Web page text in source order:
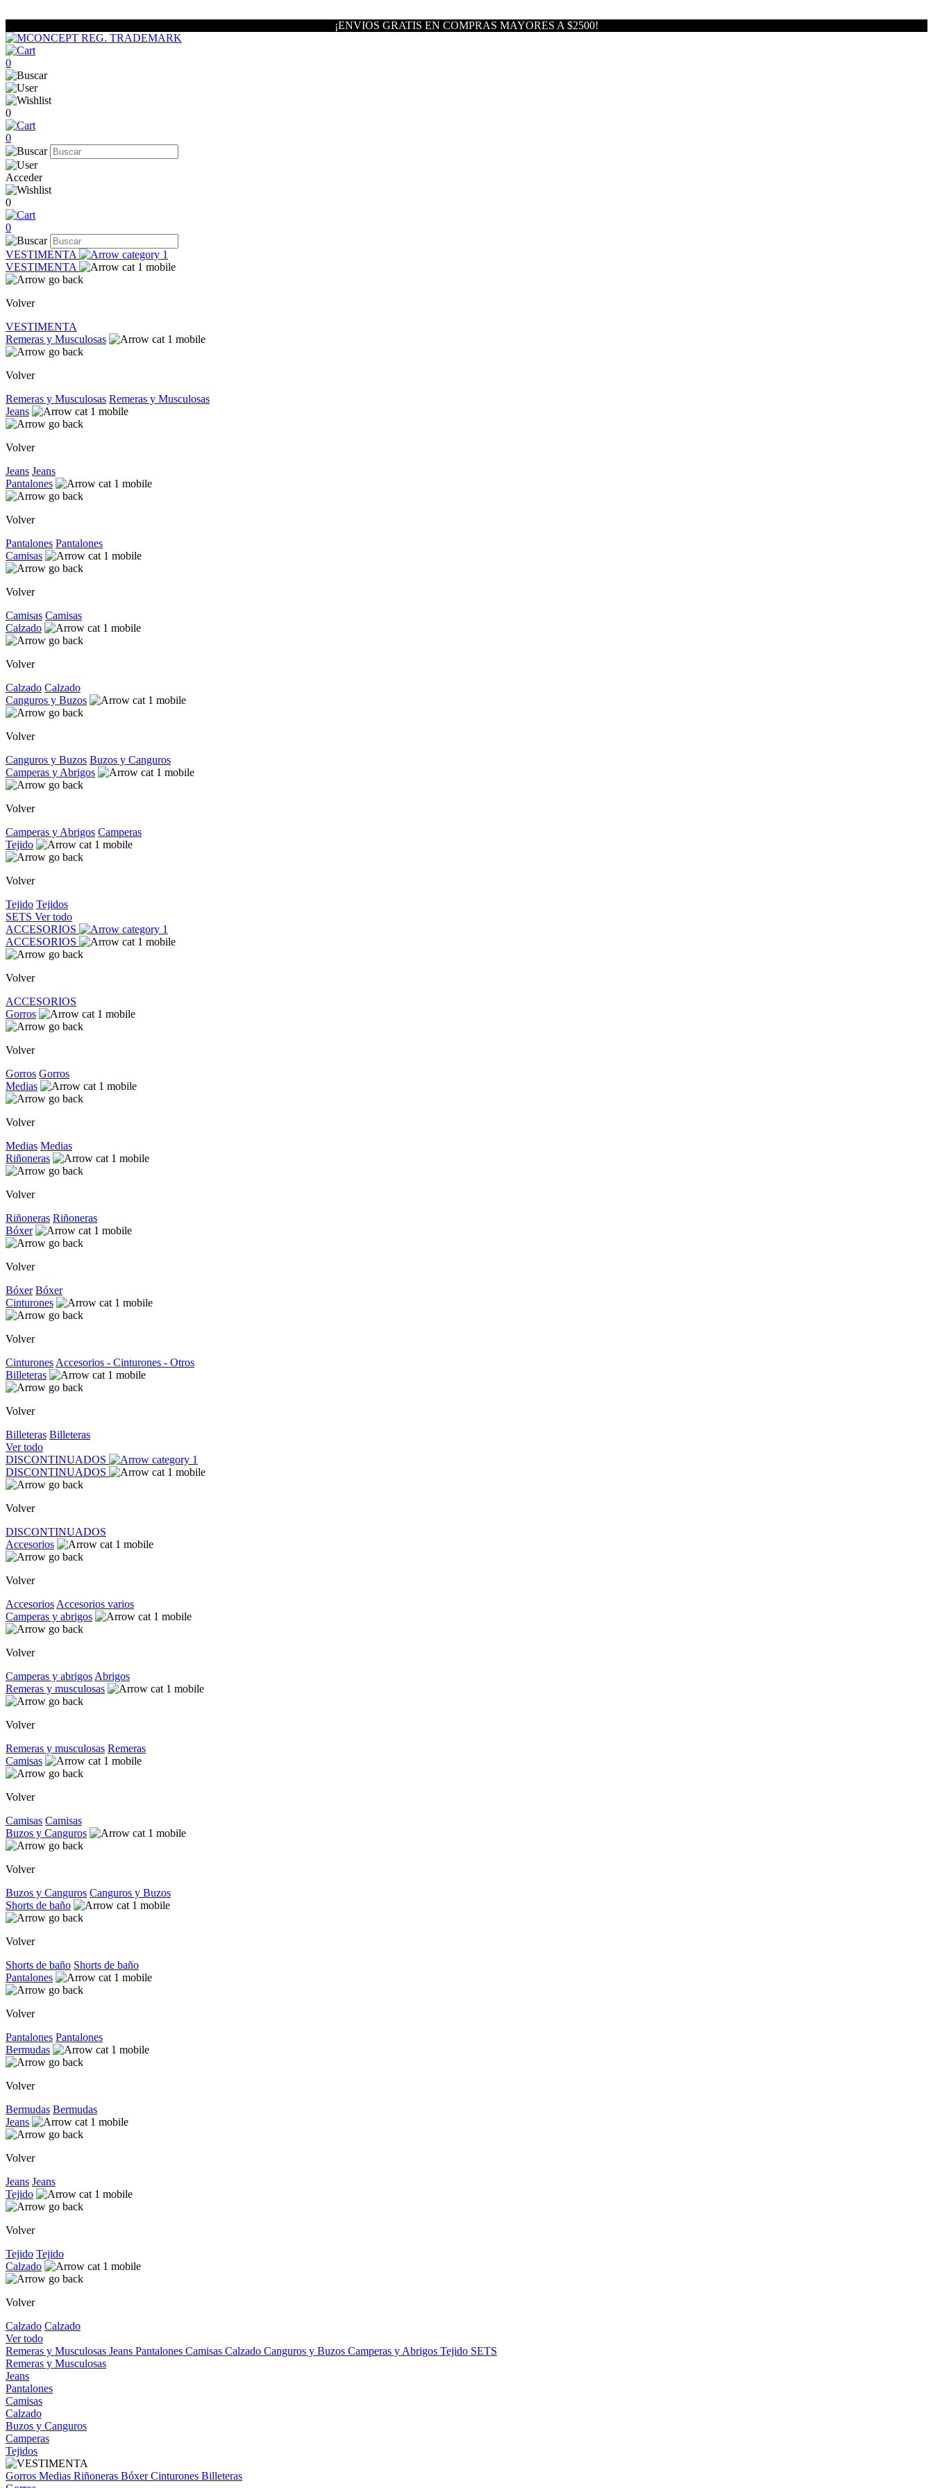
¡ENVIOS GRATIS EN COMPRAS MAYORES A $2500!
0
0
0
Acceder
0
0
VESTIMENTA
VESTIMENTA
Volver
VESTIMENTA
Remeras y Musculosas
Volver
Remeras y Musculosas Remeras y Musculosas
Jeans
Volver
Jeans Jeans
Pantalones
Volver
Pantalones Pantalones
Camisas
Volver
Camisas Camisas
Calzado
Volver
Calzado Calzado
Canguros y Buzos
Volver
Canguros y Buzos Buzos y Canguros
Camperas y Abrigos
Volver
Camperas y Abrigos Camperas
Tejido
Volver
Tejido Tejidos
SETS Ver todo
ACCESORIOS
ACCESORIOS
Volver
ACCESORIOS
Gorros
Volver
Gorros Gorros
Medias
Volver
Medias Medias
Riñoneras
Volver
Riñoneras Riñoneras
Bóxer
Volver
Bóxer Bóxer
Cinturones
Volver
Cinturones Accesorios - Cinturones - Otros
Billeteras
Volver
Billeteras Billeteras
Ver todo
DISCONTINUADOS
DISCONTINUADOS
Volver
DISCONTINUADOS
Accesorios
Volver
Accesorios Accesorios varios
Camperas y abrigos
Volver
Camperas y abrigos Abrigos
Remeras y musculosas
Volver
Remeras y musculosas Remeras
Camisas
Volver
Camisas Camisas
Buzos y Canguros
Volver
Buzos y Canguros Canguros y Buzos
Shorts de baño
Volver
Shorts de baño Shorts de baño
Pantalones
Volver
Pantalones Pantalones
Bermudas
Volver
Bermudas Bermudas
Jeans
Volver
Jeans Jeans
Tejido
Volver
Tejido Tejido
Calzado
Volver
Calzado Calzado
Ver todo
Remeras y Musculosas Jeans Pantalones Camisas Calzado Canguros y Buzos Camperas y Abrigos Tejido SETS
Remeras y Musculosas
Jeans
Pantalones
Camisas
Calzado
Buzos y Canguros
Camperas
Tejidos
Gorros Medias Riñoneras BóxerCinturones Billeteras